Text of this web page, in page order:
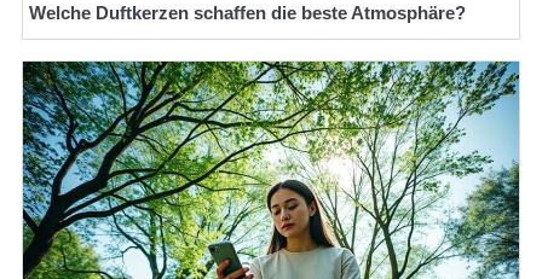
Welche Duftkerzen schaffen die beste Atmosphäre?